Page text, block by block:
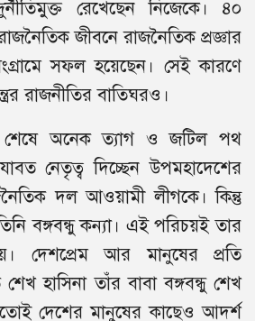
রেখেছেন নিজেকে। ৪০
জীবনে রাজনৈতিক প্রজ্ঞার
সফল হয়েছেন। সেই কারণে
রাজনীতির বাতিঘরও।
শেষে অনেক ত্যাগ ও জটিল পথ
নেতৃত্ব দিচ্ছেন উপমহাদেশের
দল আওয়ামী লীগকে। কিন্তু
বঙ্গবন্ধু কন্যা। এই পরিচয়ই তার
দেশপ্রেম আর মানুষের প্রতি
হাসিনা তাঁর বাবা বঙ্গবন্ধু শেখ
দেশের মানুষের কাছেও আদর্শ